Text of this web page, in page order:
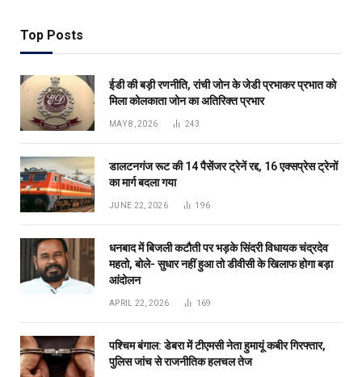
Top Posts
ईडी की बड़ी रणनीति, रांची जोन के जेडी प्रभाकर प्रभात को
मिला कोलकाता जोन का अतिरिक्त प्रभार
MAY 8, 2026 243
डालटनगंज रूट की 14 पैसेंजर ट्रेनें रद्द, 16 एक्सप्रेस ट्रेनों
का मार्ग बदला गया
JUNE 22, 2026 196
धनबाद में बिजली कटौती पर भड़के सिंदरी विधायक चंद्रदेव
महतो, बोले- सुधार नहीं हुआ तो डीवीसी के खिलाफ होगा बड़ा
आंदोलन
APRIL 22, 2026 169
पश्चिम बंगाल: डेबरा में टीएमसी नेता हुमायूं कबीर गिरफ्तार,
पुलिस जांच से राजनीतिक हलचल तेज